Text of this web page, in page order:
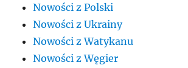
Nowości z Polski
Nowości z Ukrainy
Nowości z Watykanu
Nowości z Węgier